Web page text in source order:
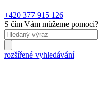
+420 377 915 126
S čím Vám můžeme pomoci?
rozšířené vyhledávání